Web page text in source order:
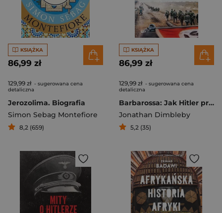
KSIĄŻKA
86,99 zł
129,99 zł - sugerowana cena
detaliczna
Jerozolima. Biografia
Simon Sebag Montefiore
8,2 (659)
KSIĄŻKA
86,99 zł
129,99 zł - sugerowana cena
detaliczna
Barbarossa: Jak Hitler przegrał wojnę
Jonathan Dimbleby
5,2 (35)